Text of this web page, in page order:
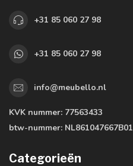
+31 85 060 27 98
+31 85 060 27 98
info@meubello.nl
KVK nummer: 77563433
btw-nummer: NL861047667B01
Categorieën